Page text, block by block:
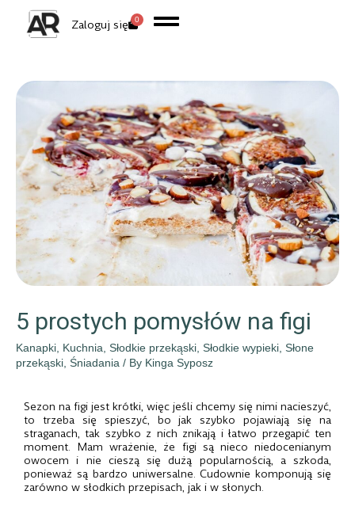
Zaloguj się 0
5 prostych pomysłów na figi
Kanapki, Kuchnia, Słodkie przekąski, Słodkie wypieki, Słone
przekąski, Śniadania / By Kinga Syposz
Sezon na figi jest krótki, więc jeśli chcemy się nimi nacieszyć,
to trzeba się spieszyć, bo jak szybko pojawiają się na
straganach, tak szybko z nich znikają i łatwo przegapić ten
moment. Mam wrażenie, że figi są nieco niedocenianym
owocem i nie cieszą się dużą popularnością, a szkoda,
ponieważ są bardzo uniwersalne. Cudownie komponują się
zarówno w słodkich przepisach, jak i w słonych.